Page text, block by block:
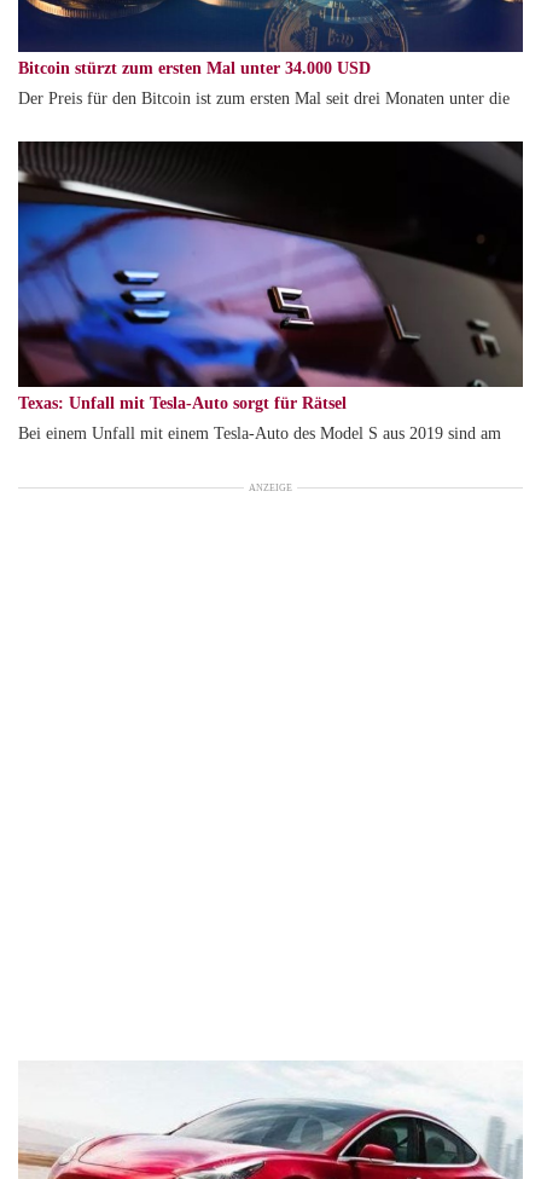
Bitcoin stürzt zum ersten Mal unter 34.000 USD
Der Preis für den Bitcoin ist zum ersten Mal seit drei Monaten unter die
Texas: Unfall mit Tesla-Auto sorgt für Rätsel
Bei einem Unfall mit einem Tesla-Auto des Model S aus 2019 sind am
ANZEIGE